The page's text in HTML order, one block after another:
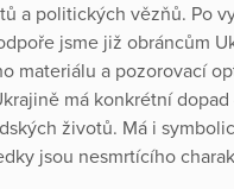
a politických vězňů. Po
jsme již obráncům
materiálu a pozorovací
má konkrétní
životů. Má i
jsou nesmrtícího